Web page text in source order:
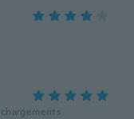
chargements